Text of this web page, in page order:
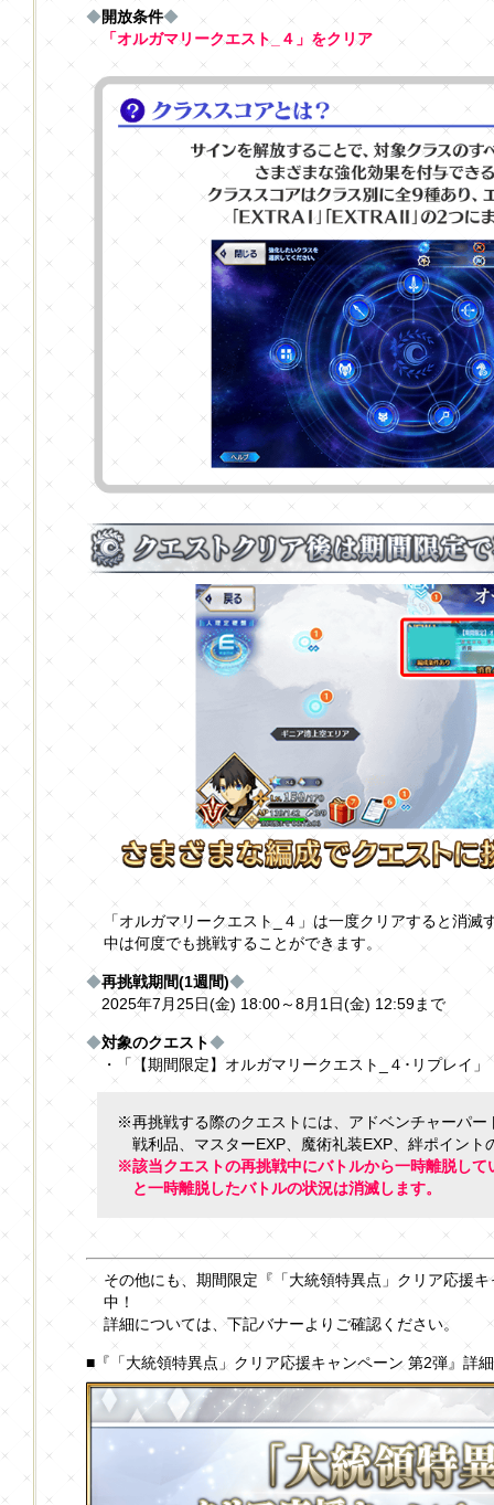
◆開放条件◆
「オルガマリークエスト_４」をクリア
「オルガマリークエスト_４」は一度クリアすると消
中は何度でも挑戦することができます。
◆再挑戦期間(1週間)◆
2025年7月25日(金) 18:00～8月1日(金) 12:59まで
◆対象のクエスト◆
・「【期間限定】オルガマリークエスト_４･リプレイ」
※再挑戦する際のクエストには、アドベンチャーパー
戦利品、マスターEXP、魔術礼装EXP、絆ポイント
※該当クエストの再挑戦中にバトルから一時離脱して
と一時離脱したバトルの状況は消滅します。
その他にも、期間限定『「大統領特異点」クリア応援
中！
詳細については、下記バナーよりご確認ください。
■『「大統領特異点」クリア応援キャンペーン 第2弾』詳